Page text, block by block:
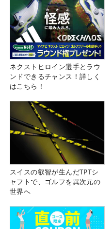
ネクストヒロイン選手とラウ
ンドできるチャンス！詳しく
はこちら！
スイスの叡智が生んだTPTシ
ャフトで、ゴルフを異次元の
世界へ